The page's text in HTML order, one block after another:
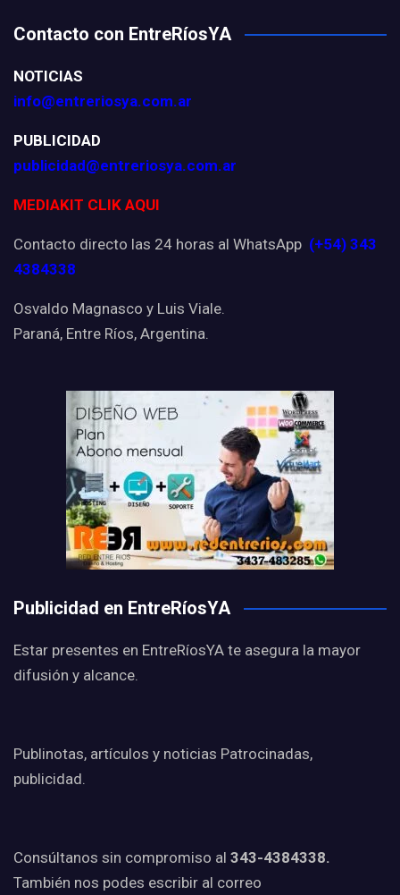
Contacto con EntreRíosYA
NOTICIAS
info@entreriosya.com.ar
PUBLICIDAD
publicidad@entreriosya.com.ar
MEDIAKIT CLIK AQUI
Contacto directo las 24 horas al WhatsApp (+54) 343
4384338
Osvaldo Magnasco y Luis Viale.
Paraná, Entre Ríos, Argentina.
Publicidad en EntreRíosYA
Estar presentes en EntreRíosYA te asegura la mayor
difusión y alcance.
Publinotas, artículos y noticias Patrocinadas,
publicidad.
Consúltanos sin compromiso al 343-4384338.
También nos podes escribir al correo